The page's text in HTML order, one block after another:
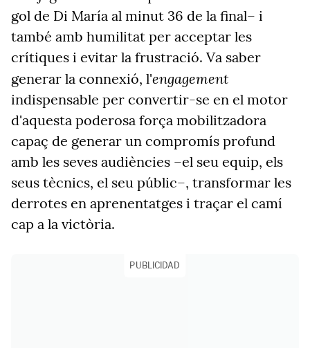
gol de Di María al minut 36 de la final– i
també amb humilitat per acceptar les
crítiques i evitar la frustració. Va saber
generar la connexió, l'engagement
indispensable per convertir-se en el motor
d'aquesta poderosa força mobilitzadora
capaç de generar un compromís profund
amb les seves audiències –el seu equip, els
seus tècnics, el seu públic–, transformar les
derrotes en aprenentatges i traçar el camí
cap a la victòria.
PUBLICIDAD